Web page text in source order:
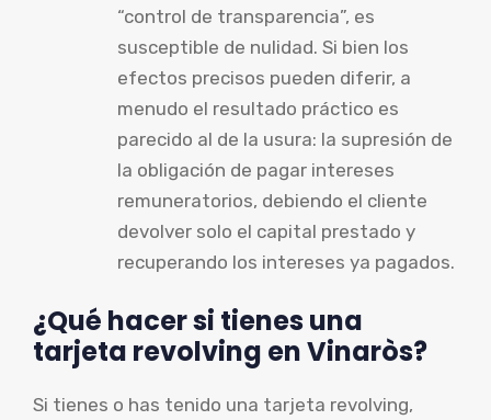
“control de transparencia”, es
susceptible de nulidad. Si bien los
efectos precisos pueden diferir, a
menudo el resultado práctico es
parecido al de la usura: la supresión de
la obligación de pagar intereses
remuneratorios, debiendo el cliente
devolver solo el capital prestado y
recuperando los intereses ya pagados.
¿Qué hacer si tienes una
tarjeta revolving en Vinaròs?
Si tienes o has tenido una tarjeta revolving,